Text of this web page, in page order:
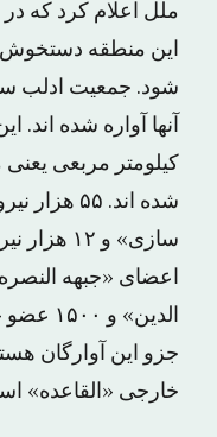
ملل اعلام کرد که
این منطقه
شود. جمعیت ادلب
آنها آواره شده اند.
کیلومتر مربعی
شده اند.
سازی» و
جزو این آوارگان
خارجی «القاعده»